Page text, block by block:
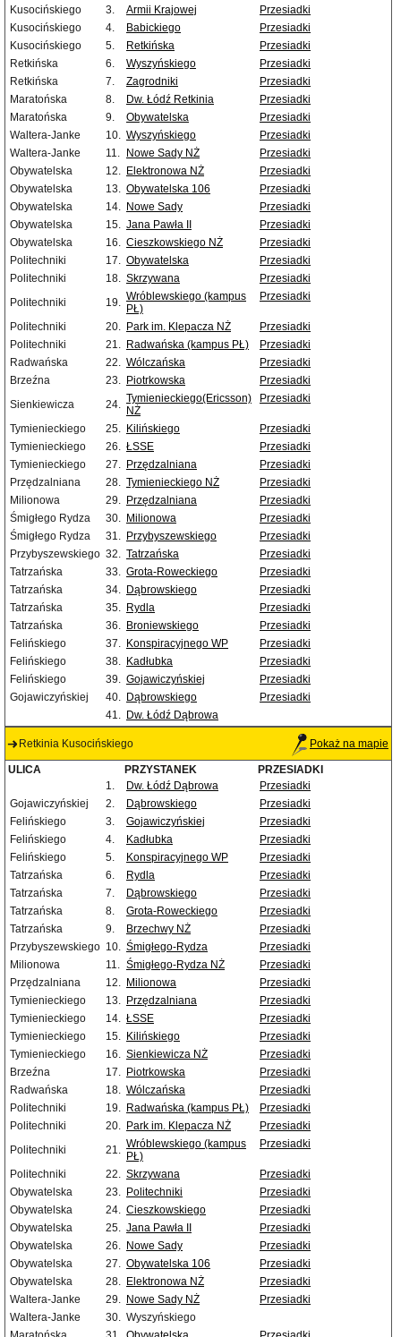
Kusocińskiego
3. Armii Krajowej
Przesiadki
Kusocińskiego
4. Babickiego
Przesiadki
Kusocińskiego
5. Retkińska
Przesiadki
Retkińska
6. Wyszyńskiego
Przesiadki
Retkińska
7. Zagrodniki
Przesiadki
Maratońska
8. Dw. Łódź Retkinia
Przesiadki
Maratońska
9. Obywatelska
Przesiadki
Waltera-Janke
10. Wyszyńskiego
Przesiadki
Waltera-Janke
11. Nowe Sady NŻ
Przesiadki
Obywatelska
12. Elektronowa NŻ
Przesiadki
Obywatelska
13. Obywatelska 106
Przesiadki
Obywatelska
14. Nowe Sady
Przesiadki
Obywatelska
15. Jana Pawła II
Przesiadki
Obywatelska
16. Cieszkowskiego NŻ
Przesiadki
Politechniki
17. Obywatelska
Przesiadki
Politechniki
18. Skrzywana
Przesiadki
Politechniki
19. Wróblewskiego (kampus
PŁ)
Przesiadki
Politechniki 20. Park im. Klepacza NŻ
Przesiadki
Politechniki
21. Radwańska (kampus PŁ)
Przesiadki
Radwańska
22. Wólczańska
Przesiadki
Brzeźna
23. Piotrkowska
Przesiadki
Sienkiewicza
24. Tymienieckiego(Ericsson)
NŻ
Przesiadki
Tymienieckiego 25. Kilińskiego
Przesiadki
Tymienieckiego
26. ŁSSE
Przesiadki
Tymienieckiego
27. Przędzalniana
Przesiadki
Przędzalniana
28. Tymienieckiego NŻ
Przesiadki
Milionowa
29. Przędzalniana
Przesiadki
Śmigłego Rydza
30. Milionowa
Przesiadki
Śmigłego Rydza
31. Przybyszewskiego
Przesiadki
Przybyszewskiego 32. Tatrzańska
Przesiadki
Tatrzańska
33. Grota-Roweckiego
Przesiadki
Tatrzańska
34. Dąbrowskiego
Przesiadki
Tatrzańska
35. Rydla
Przesiadki
Tatrzańska
36. Broniewskiego
Przesiadki
Felińskiego
37. Konspiracyjnego WP
Przesiadki
Felińskiego
38. Kadłubka
Przesiadki
Felińskiego
39. Gojawiczyńskiej
Przesiadki
Gojawiczyńskiej
40. Dąbrowskiego
Przesiadki
41. Dw. Łódź Dąbrowa
Retkinia Kusocińskiego Pokaż na mapie
ULICA PRZYSTANEK
PRZESIADKI
1.
Dw. Łódź Dąbrowa
Przesiadki
Gojawiczyńskiej
2. Dąbrowskiego
Przesiadki
Felińskiego
3. Gojawiczyńskiej
Przesiadki
Felińskiego
4. Kadłubka
Przesiadki
Felińskiego
5. Konspiracyjnego WP
Przesiadki
Tatrzańska
6. Rydla
Przesiadki
Tatrzańska
7. Dąbrowskiego
Przesiadki
Tatrzańska
8. Grota-Roweckiego
Przesiadki
Tatrzańska
9. Brzechwy NŻ
Przesiadki
Przybyszewskiego 10. Śmigłego-Rydza
Przesiadki
Milionowa
11. Śmigłego-Rydza NŻ
Przesiadki
Przędzalniana
12. Milionowa
Przesiadki
Tymienieckiego
13. Przędzalniana
Przesiadki
Tymienieckiego
14. ŁSSE
Przesiadki
Tymienieckiego
15. Kilińskiego
Przesiadki
Tymienieckiego
16. Sienkiewicza NŻ
Przesiadki
Brzeźna
17. Piotrkowska
Przesiadki
Radwańska
18. Wólczańska
Przesiadki
Politechniki
19. Radwańska (kampus PŁ)
Przesiadki
Politechniki
20. Park im. Klepacza NŻ
Przesiadki
Politechniki
21. Wróblewskiego (kampus
PŁ)
Przesiadki
Politechniki 22. Skrzywana
Przesiadki
Obywatelska
23. Politechniki
Przesiadki
Obywatelska
24. Cieszkowskiego
Przesiadki
Obywatelska
25. Jana Pawła II
Przesiadki
Obywatelska
26. Nowe Sady
Przesiadki
Obywatelska
27. Obywatelska 106
Przesiadki
Obywatelska
28. Elektronowa NŻ
Przesiadki
Waltera-Janke
29. Nowe Sady NŻ
Przesiadki
Waltera-Janke
30. Wyszyńskiego